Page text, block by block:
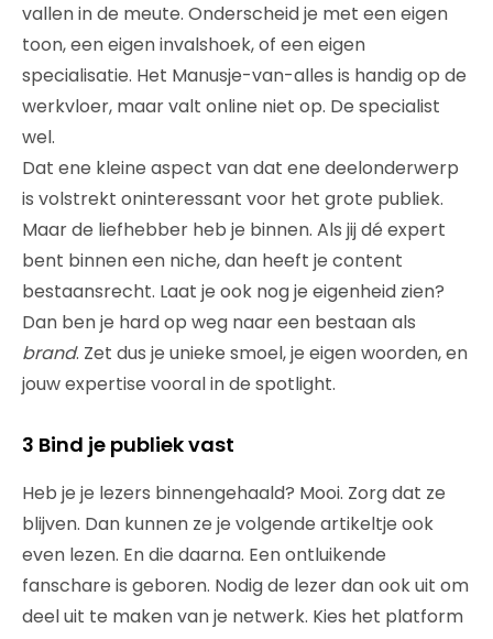
vallen in de meute. Onderscheid je met een eigen
toon, een eigen invalshoek, of een eigen
specialisatie. Het Manusje-van-alles is handig op de
werkvloer, maar valt online niet op. De specialist
wel.
Dat ene kleine aspect van dat ene deelonderwerp
is volstrekt oninteressant voor het grote publiek.
Maar de liefhebber heb je binnen. Als jij dé expert
bent binnen een niche, dan heeft je content
bestaansrecht. Laat je ook nog je eigenheid zien?
Dan ben je hard op weg naar een bestaan als
brand. Zet dus je unieke smoel, je eigen woorden, en
jouw expertise vooral in de spotlight.
3 Bind je publiek vast
Heb je je lezers binnengehaald? Mooi. Zorg dat ze
blijven. Dan kunnen ze je volgende artikeltje ook
even lezen. En die daarna. Een ontluikende
fanschare is geboren. Nodig de lezer dan ook uit om
deel uit te maken van je netwerk. Kies het platform